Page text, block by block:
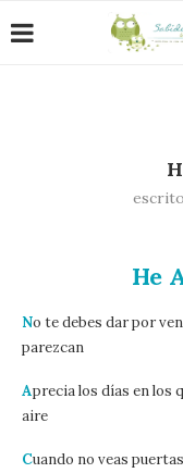
He
No te debes dar por
parezcan
Aprecia los días en los
aire
Cuando no veas